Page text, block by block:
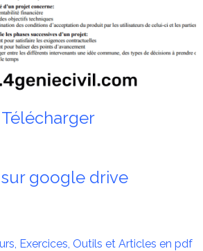
Télécharger
google drive
Exercices, Outils et Articles en pdf